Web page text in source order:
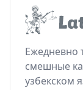
Ежедневно
смешные
узбекском